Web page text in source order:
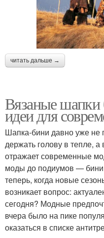
читать дальше →
Вязаные
идеи для
Шапка-бини давно уже
держать голову в тепле,
отражает современные
моды до подиумов — бини
теперь, когда новые
возникает вопрос:
сегодня? Модные
вчера было на пике
оказаться в списке